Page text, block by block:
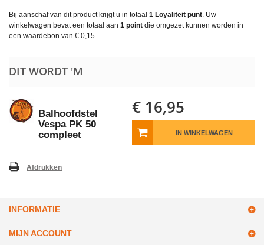
Bij aanschaf van dit product krijgt u in totaal 1 Loyaliteit punt. Uw
winkelwagen bevat een totaal aan 1 point die omgezet kunnen worden in
een waardebon van € 0,15.
DIT WORDT 'M
Balhoofdstel
Vespa PK 50
compleet
€ 16,95
IN WINKELWAGEN
Afdrukken
INFORMATIE
MIJN ACCOUNT